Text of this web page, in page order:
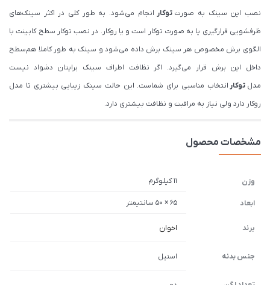
نصب این سینک به صورتتوکار انجام می‌شود. به طور کلی در اکثر سینک‌های
ظرفشویی قرارگیری یا به صورت توکار است و یا روکار. در نصب توکار سطح کابینت با
الگوی برش مخصوص هر سینک برش داده می‌شود و سینک به طور کاملا هم‌سطح
داخل این برش قرار می‌گیرد. اگر نظافت اطراف سینک برایتان دشواد نیست
مدل توکارانتخاب مناسبی برای شماست. این حالت سینک زیبایی بیشتری تا مدل
روکار دارد ولی نیاز به مراقبت و نظافت بیشتری دارد.
مشخصات محصول
وزن 11 کیلوگرم
ابعاد 65 × 50 سانتیمتر
برند اخوان
جنس بدنه استیل